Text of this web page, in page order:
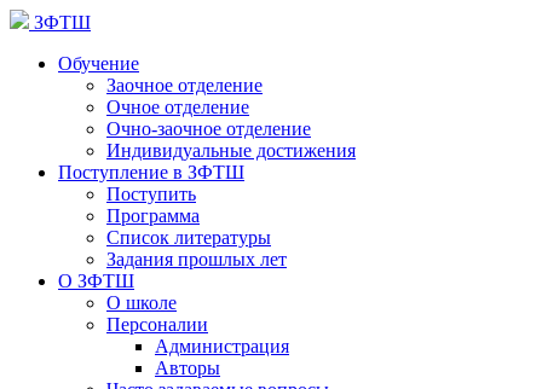
ЗФТШ
Обучение
Заочное отделение
Очное отделение
Очно-заочное отделение
Индивидуальные достижения
Поступление в ЗФТШ
Поступить
Программа
Список литературы
Задания прошлых лет
О ЗФТШ
О школе
Персоналии
Администрация
Авторы